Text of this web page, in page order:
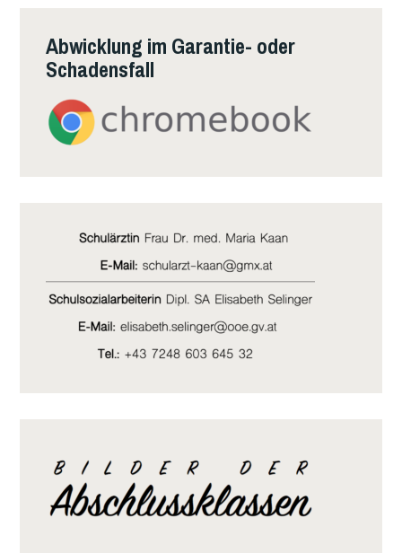
Abwicklung im Garantie- oder
Schadensfall